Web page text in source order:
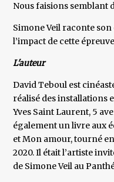
Nous faisions semblant
Simone Veil raconte
l’impact de cette
L'auteur
David Teboul est
réalisé des installations
Yves Saint Laurent, 5
également un livre aux
et Mon amour, tourné
2020. Il était l’artiste
de Simone Veil au